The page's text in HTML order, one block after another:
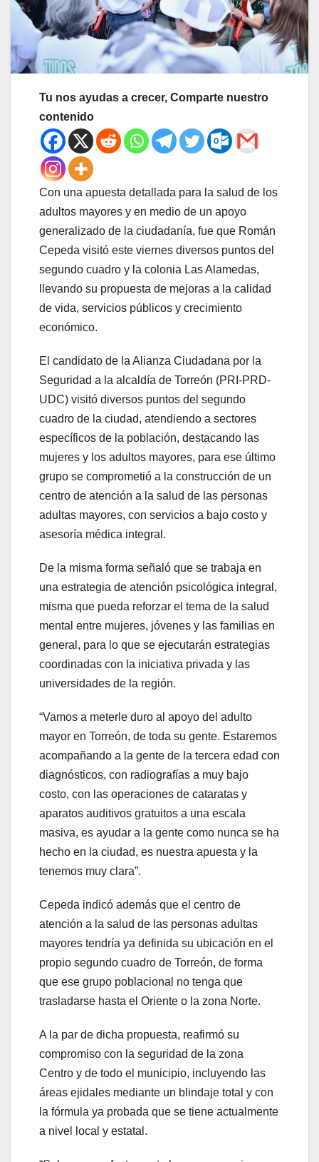
Tu nos ayudas a crecer, Comparte nuestro
contenido
Con una apuesta detallada para la salud de los
adultos mayores y en medio de un apoyo
generalizado de la ciudadanía, fue que Román
Cepeda visitó este viernes diversos puntos del
segundo cuadro y la colonia Las Alamedas,
llevando su propuesta de mejoras a la calidad
de vida, servicios públicos y crecimiento
económico.
El candidato de la Alianza Ciudadana por la
Seguridad a la alcaldía de Torreón (PRI-PRD-
UDC) visitó diversos puntos del segundo
cuadro de la ciudad, atendiendo a sectores
específicos de la población, destacando las
mujeres y los adultos mayores, para ese último
grupo se comprometió a la construcción de un
centro de atención a la salud de las personas
adultas mayores, con servicios a bajo costo y
asesoría médica integral.
De la misma forma señaló que se trabaja en
una estrategia de atención psicológica integral,
misma que pueda reforzar el tema de la salud
mental entre mujeres, jóvenes y las familias en
general, para lo que se ejecutarán estrategias
coordinadas con la iniciativa privada y las
universidades de la región.
“Vamos a meterle duro al apoyo del adulto
mayor en Torreón, de toda su gente. Estaremos
acompañando a la gente de la tercera edad con
diagnósticos, con radiografías a muy bajo
costo, con las operaciones de cataratas y
aparatos auditivos gratuitos a una escala
masiva, es ayudar a la gente como nunca se ha
hecho en la ciudad, es nuestra apuesta y la
tenemos muy clara”.
Cepeda indicó además que el centro de
atención a la salud de las personas adultas
mayores tendría ya definida su ubicación en el
propio segundo cuadro de Torreón, de forma
que ese grupo poblacional no tenga que
trasladarse hasta el Oriente o la zona Norte.
A la par de dicha propuesta, reafirmó su
compromiso con la seguridad de la zona
Centro y de todo el municipio, incluyendo las
áreas ejidales mediante un blindaje total y con
la fórmula ya probada que se tiene actualmente
a nivel local y estatal.